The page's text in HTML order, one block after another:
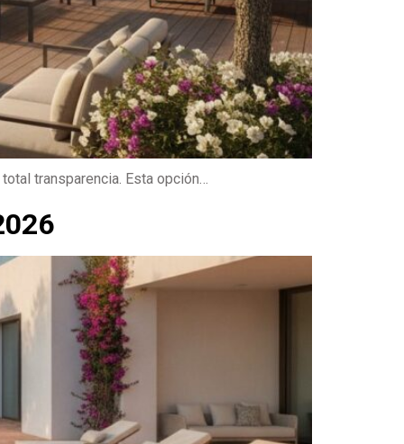
transparencia. Esta opción…